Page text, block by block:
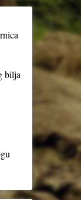
bilja